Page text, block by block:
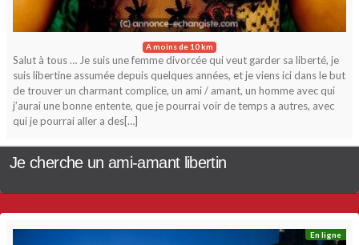
A moins de 10 km
Salut à tous … Je suis une femme divorcée qui veut garder sa liberté, je
suis libertine assumée depuis quelques années, et je viens ici dans le but
de trouver un charmant complice, un ami / amant, un homme avec qui
j’aurai une bonne entente, que je pourrai voir de temps a autres, avec
qui je pourrai aller a des[…]
Je cherche un ami-amant libertin
En ligne